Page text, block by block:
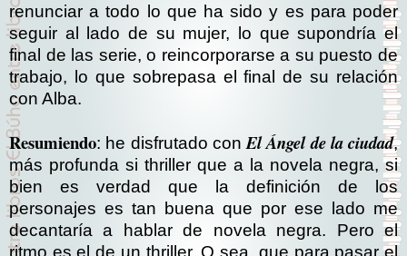
renunciar a todo lo que ha sido y es para poder
seguir al lado de su mujer, lo que supondría el
final de las serie, o reincorporarse a su puesto de
trabajo, lo que sobrepasa el final de su relación
con Alba.
Resumiendo: he disfrutado con El Ángel de la ciudad,
más profunda si thriller que a la novela negra, si
bien es verdad que la definición de los
personajes es tan buena que por ese lado me
decantaría a hablar de novela negra. Pero el
ritmo es el de un thriller. O sea, que para pasar el